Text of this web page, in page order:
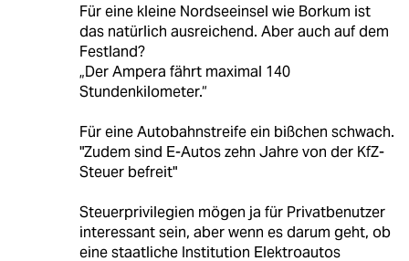
Für eine kleine Nordseeinsel wie Borkum ist
das natürlich ausreichend. Aber auch auf dem
Festland?
„Der Ampera fährt maximal 140
Stundenkilometer.“
Für eine Autobahnstreife ein bißchen schwach.
"Zudem sind E-Autos zehn Jahre von der KfZ-
Steuer befreit"
Steuerprivilegien mögen ja für Privatbenutzer
interessant sein, aber wenn es darum geht, ob
eine staatliche Institution Elektroautos